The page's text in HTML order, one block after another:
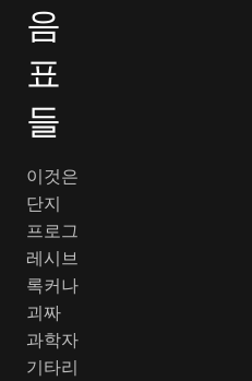
음
표
들
이것은
단지
프로그
레시브
록커나
괴짜
과학자
기타리